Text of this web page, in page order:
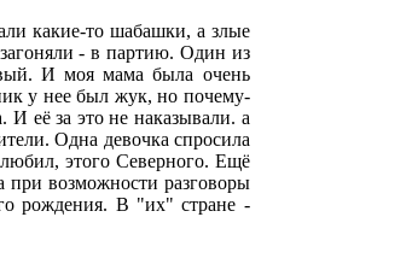
какие-то шабашки, а злые
- в партию. Один из
И моя мама была очень
у нее был жук, но почему-
её за это не наказывали. а
Одна девочка спросила
этого Северного. Ещё
при возможности разговоры
рождения. В "их" стране -